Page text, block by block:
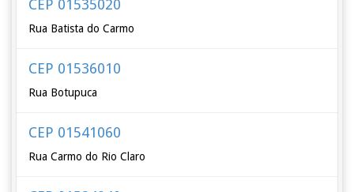
CEP 01535020
Rua Batista do Carmo
CEP 01536010
Rua Botupuca
CEP 01541060
Rua Carmo do Rio Claro